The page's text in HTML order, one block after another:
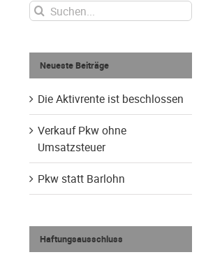
Suche
nach:
Neueste Beiträge
Die Aktivrente ist beschlossen
Verkauf Pkw ohne
Umsatzsteuer
Pkw statt Barlohn
Haftungsausschluss